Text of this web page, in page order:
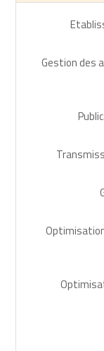
Gestion des